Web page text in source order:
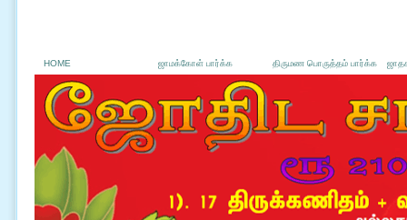
HOME ஜாமக்கோள் பார்க்க திருமண பொருத்தம் பார்க்க